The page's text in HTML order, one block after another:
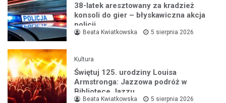
38-latek aresztowany za kradzież
konsoli do gier – błyskawiczna akcja
policji
Beata Kwiatkowska 5 sierpnia 2026
Kultura
Świętuj 125. urodziny Louisa
Armstronga: Jazzowa podróż w
Bibliotece Jazzu
Beata Kwiatkowska 5 sierpnia 2026